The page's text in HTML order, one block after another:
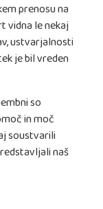
prenosu na
vidna le nekaj
ustvarjalnosti
je bil vreden
so
in moč
soustvarili
naš